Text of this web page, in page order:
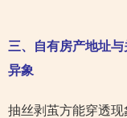
三、自有房产地址
异象
抽丝剥茧方能穿透